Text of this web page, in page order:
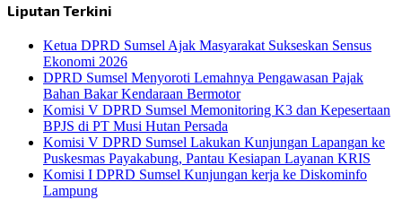
Liputan Terkini
Ketua DPRD Sumsel Ajak Masyarakat Sukseskan Sensus
Ekonomi 2026
DPRD Sumsel Menyoroti Lemahnya Pengawasan Pajak
Bahan Bakar Kendaraan Bermotor
Komisi V DPRD Sumsel Memonitoring K3 dan Kepesertaan
BPJS di PT Musi Hutan Persada
Komisi V DPRD Sumsel Lakukan Kunjungan Lapangan ke
Puskesmas Payakabung, Pantau Kesiapan Layanan KRIS
Komisi I DPRD Sumsel Kunjungan kerja ke Diskominfo
Lampung